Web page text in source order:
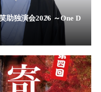
助独演会2026 ～One D